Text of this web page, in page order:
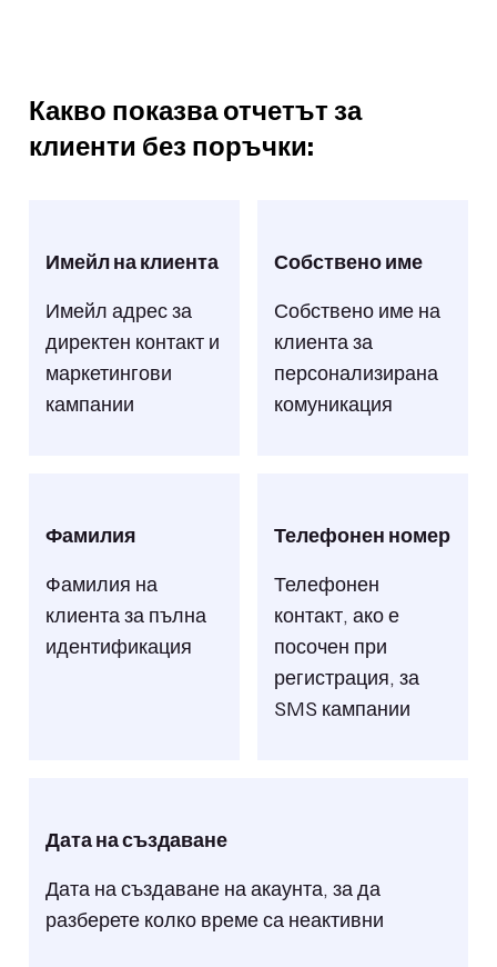
Какво показва отчетът за
клиенти без поръчки:
Имейл на клиента
Имейл адрес за
директен контакт и
маркетингови
кампании
Собствено име
Собствено име на
клиента за
персонализирана
комуникация
Фамилия
Фамилия на
клиента за пълна
идентификация
Телефонен номер
Телефонен
контакт, ако е
посочен при
регистрация, за
SMS кампании
Дата на създаване
Дата на създаване на акаунта, за да
разберете колко време са неактивни